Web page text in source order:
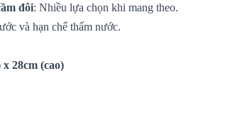
đôi: Nhiều lựa chọn khi mang theo.
và hạn chế thấm nước.
28cm (cao)